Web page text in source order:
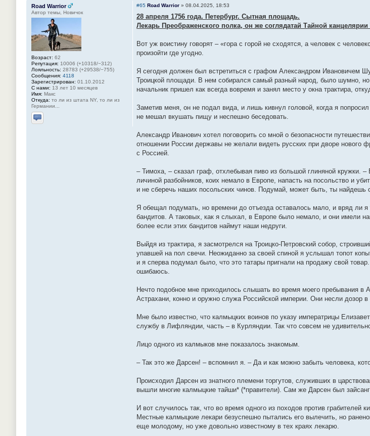
Road Warrior
Автор темы, Новичок
Возраст: 62
Репутация: 10006 (+10318/−312)
Лояльность: 28783 (+29538/−755)
Сообщения: 4118
Зарегистрирован: 01.10.2012
С нами: 13 лет 10 месяцев
Имя: Макс
Откуда: то ли из штата NY, то ли из
Германии...
Отправить личное сообщение
#65 Road Warrior » 08.04.2025, 18:53
28 апреля 1756 года. Петербург. Сытная площадь.
Лекарь Преображенского полка, он же соглядатай Тайной
Вот уж воистину говорят – «гора с горой не сходятся, а человек с
произойти где угодно.
Я сегодня должен был встретиться с графом Александром Ивановичем
Троицкой площади. В нем собирался самый разный народ, было шумно,
начальник пришел как всегда вовремя и занял место у окна трактира,
Заметив меня, он не подал вида, и лишь кивнул головой, когда я
не мешал вкушать пищу и неспешно беседовать.
Александр Иванович хотел поговорить со мной о безопасности
отношении России державы не желали видеть русских при дворе нового
с Россией.
– Тимоха, – сказал граф, отхлебывая пиво из большой глиняной кружки.
личиной разбойников, коих немало в Европе, напасть на посольство и
и не сберечь наших посольских чинов. Подумай, может быть, ты
Я обещал подумать, но времени до отъезда оставалось мало, и вряд ли
бандитов. А таковых, как я слыхал, в Европе было немало, и они имели
более если этих бандитов наймут наши недруги.
Выйдя из трактира, я засмотрелся на Троицко-Петровский собор,
упавшей на пол свечи. Неожиданно за своей спиной я услышал топот
и я сперва подумал было, что это татары пригнали на продажу свой
ошибаюсь.
Нечто подобное мне приходилось слышать во время моего пребывания в
Астрахани, конно и оружно служа Российской империи. Они несли дозор
Мне было известно, что калмыцких воинов по указу императрицы
службу в Лифляндии, часть – в Курляндии. Так что совсем не
Лицо одного из калмыков мне показалось знакомым.
– Так это же Дарсен! – вспомнил я. – Да и как можно забыть человека,
Происходил Дарсен из знатного племени торгутов, служивших в
вышли многие калмыцкие тайши* (*правители). Сам же Дарсен был
И вот случилось так, что во время одного из походов против грабителей
Местные калмыцкие лекари безуспешно пытались его вылечить, но
еще молодому, но уже довольно известному в тех краях лекарю.